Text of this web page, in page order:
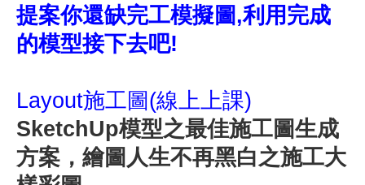
提案你還缺完工模擬圖,利用完成
的模型接下去吧!
Layout施工圖(線上上課)
SketchUp模型之最佳施工圖生成
方案，繪圖人生不再黑白之施工大